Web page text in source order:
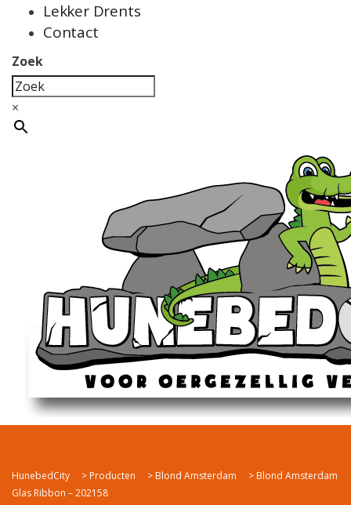
Lekker Drents
Contact
Zoek
×
HunebedCity > Producten > Blond Amsterdam > Blond Amsterdam
Glas Ribbon – 202158